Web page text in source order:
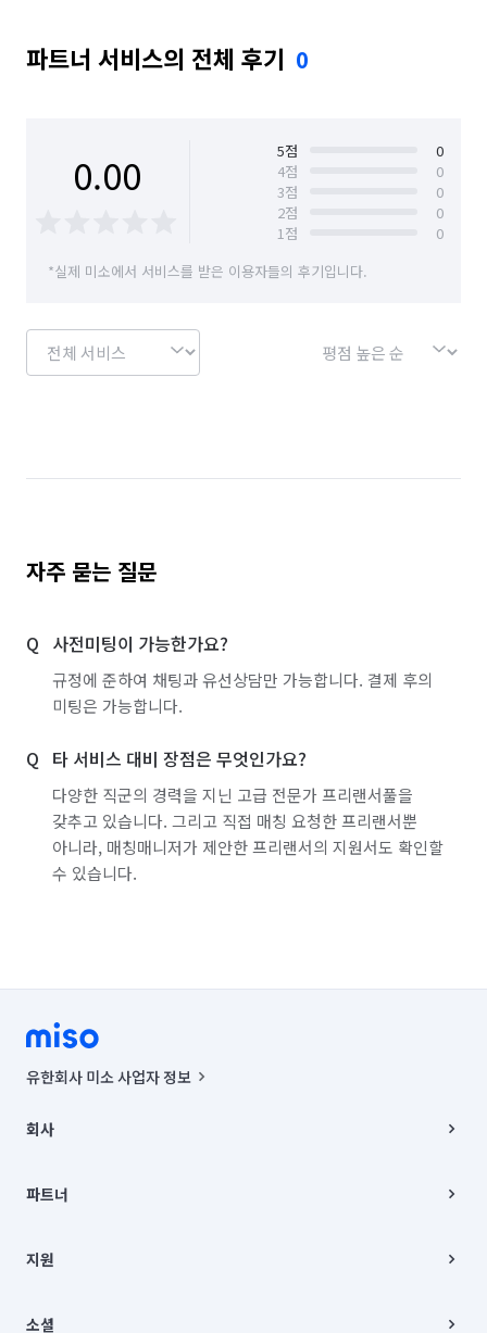
파트너 서비스의 전체 후기 0
0.00 5점
0
4점
0
3점
0
2점
0
1점
0
*실제 미소에서 서비스를 받은 이용자들의 후기입니다.
자주 묻는 질문
사전미팅이 가능한가요?
규정에 준하여 채팅과 유선상담만 가능합니다. 결제 후의
미팅은 가능합니다.
타 서비스 대비 장점은 무엇인가요?
다양한 직군의 경력을 지닌 고급 전문가 프리랜서풀을
갖추고 있습니다. 그리고 직접 매칭 요청한 프리랜서뿐
아니라, 매칭매니저가 제안한 프리랜서의 지원서도 확인할
수 있습니다.
유한회사 미소 사업자 정보
00019 |
주소 | 본사: 서울특별시 종로구 율곡로 6(중학동, 트윈트리빌딩) B동 5층
컨택센터 : 서울특별시 종로구 수송동 율곡로 24, 7층, 8층 미소
상품, 상품정보, 거래에 관한 의무와 책임은 거래당사자에게 있습니다.
언론 보도 관련 문의:
© 유한회사 미소. Miso, Inc. All Rights Reserved.
회사
채용
파트너
이사
지원
이용약관
소셜